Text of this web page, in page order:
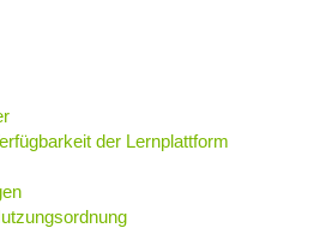
der Lernplattform